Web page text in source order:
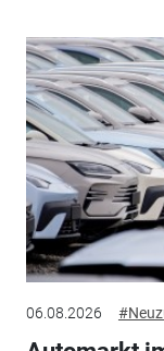
06.08.2026